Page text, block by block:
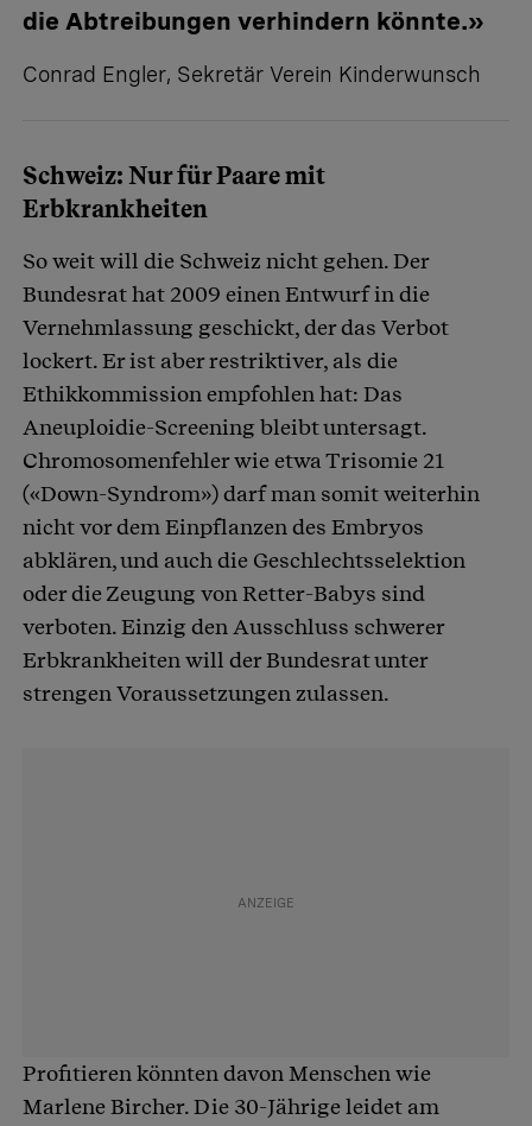
die Abtreibungen verhindern könnte.»
Conrad Engler, Sekretär Verein Kinderwunsch
Schweiz: Nur für Paare mit
Erbkrankheiten
So weit will die Schweiz nicht gehen. Der
Bundesrat hat 2009 einen Entwurf in die
Vernehmlassung geschickt, der das Verbot
lockert. Er ist aber restriktiver, als die
Ethikkommission empfohlen hat: Das
Aneuploidie-Screening bleibt untersagt.
Chromosomenfehler wie etwa Trisomie 21
(«Down-Syndrom») darf man somit weiterhin
nicht vor dem Einpflanzen des Embryos
abklären, und auch die Geschlechtsselektion
oder die Zeugung von Retter-Babys sind
verboten. Einzig den Ausschluss schwerer
Erbkrankheiten will der Bundesrat unter
strengen Voraussetzungen zulassen.
Profitieren könnten davon Menschen wie
Marlene Bircher. Die 30-Jährige leidet am